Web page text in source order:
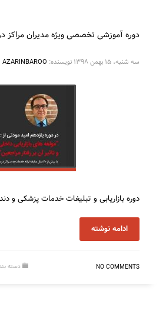
دوره آموزشی تخصصی ویژه مدیران مراکز
سه شنبه، ۱۵ بهمن ۱۳۹۸ نویسنده: AZARINBAROO
دوره بازاریابی و تبلیغات خدمات پزشکی و
ادامه نوشته
دسته NO COMMENTS